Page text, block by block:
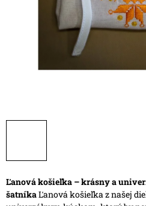
Ľanová košieľka – krásny a
šatníkaĽanová košieľka z našej